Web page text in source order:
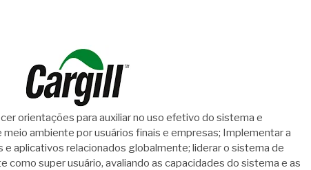
orientações para auxiliar no uso efetivo do sistema e
ambiente por usuários finais e empresas; Implementar a
aplicativos relacionados globalmente; liderar o sistema de
como super usuário, avaliando as capacidades do sistema e as